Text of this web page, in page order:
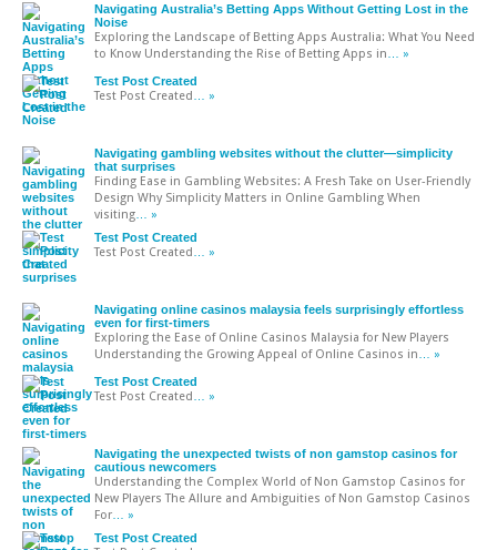
Navigating Australia’s Betting Apps Without Getting Lost in the
Noise
Exploring the Landscape of Betting Apps Australia: What You Need
to Know Understanding the Rise of Betting Apps in … »
Test Post Created
Test Post Created … »
Navigating gambling websites without the clutter—simplicity
that surprises
Finding Ease in Gambling Websites: A Fresh Take on User-Friendly
Design Why Simplicity Matters in Online Gambling When
visiting … »
Test Post Created
Test Post Created … »
Navigating online casinos malaysia feels surprisingly effortless
even for first-timers
Exploring the Ease of Online Casinos Malaysia for New Players
Understanding the Growing Appeal of Online Casinos in … »
Test Post Created
Test Post Created … »
Navigating the unexpected twists of non gamstop casinos for
cautious newcomers
Understanding the Complex World of Non Gamstop Casinos for
New Players The Allure and Ambiguities of Non Gamstop Casinos
For … »
Test Post Created